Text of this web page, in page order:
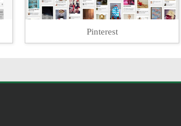
Pinterest